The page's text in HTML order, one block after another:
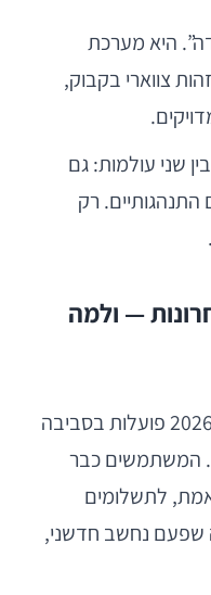
היא מערכת
צווארי בקבוק,
שני עולמות: גם
רק
— ולמה
אפליקציות משלוחים ואיסוף של 2026 פועלות בסביבה
המשתמשים כבר
לתשלומים
שפעם נחשב חדשני,